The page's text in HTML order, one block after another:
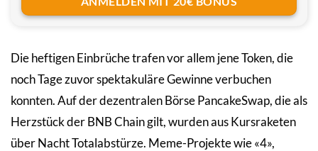
Die heftigen Einbrüche trafen vor allem jene Token, die
noch Tage zuvor spektakuläre Gewinne verbuchen
konnten. Auf der dezentralen Börse PancakeSwap, die als
Herzstück der BNB Chain gilt, wurden aus Kursraketen
über Nacht Totalabstürze. Meme-Projekte wie «4»,